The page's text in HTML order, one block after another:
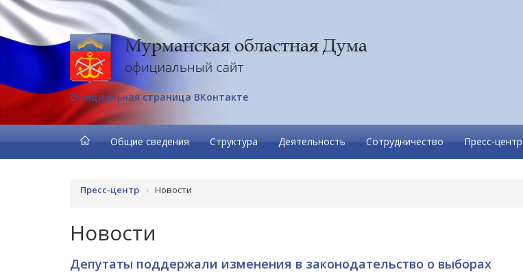
Официальная страница ВКонтакте
Общие сведения Структура Деятельность Сотрудничество Пресс-центр
Пресс-центр Новости
Новости
Депутаты поддержали изменения в законодательство о выборах